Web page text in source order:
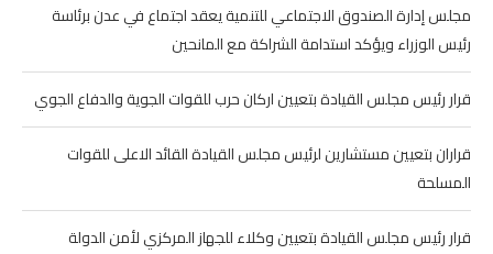
مجلس إدارة الصندوق الاجتماعي للتنمية يعقد اجتماع في عدن برئاسة
رئيس الوزراء ويؤكد استدامة الشراكة مع المانحين
قرار رئيس مجلس القيادة بتعيين اركان حرب للقوات الجوية والدفاع الجوي
قراران بتعيين مستشارين لرئيس مجلس القيادة القائد الاعلى للقوات
المسلحة
قرار رئيس مجلس القيادة بتعيين وكلاء للجهاز المركزي لأمن الدولة